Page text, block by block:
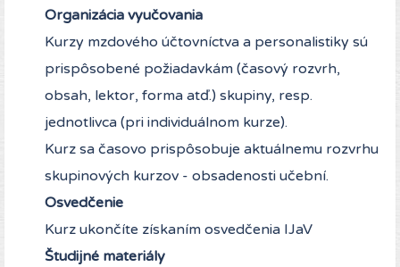
Organizácia vyučovania
Kurzy mzdového účtovníctva a personalistiky sú
prispôsobené požiadavkám (časový rozvrh,
obsah, lektor, forma atď.) skupiny, resp.
jednotlivca (pri individuálnom kurze).
Kurz sa časovo prispôsobuje aktuálnemu rozvrhu
skupinových kurzov - obsadenosti učební.
Osvedčenie
Kurz ukončíte získaním osvedčenia IJaV
Študijné materiály